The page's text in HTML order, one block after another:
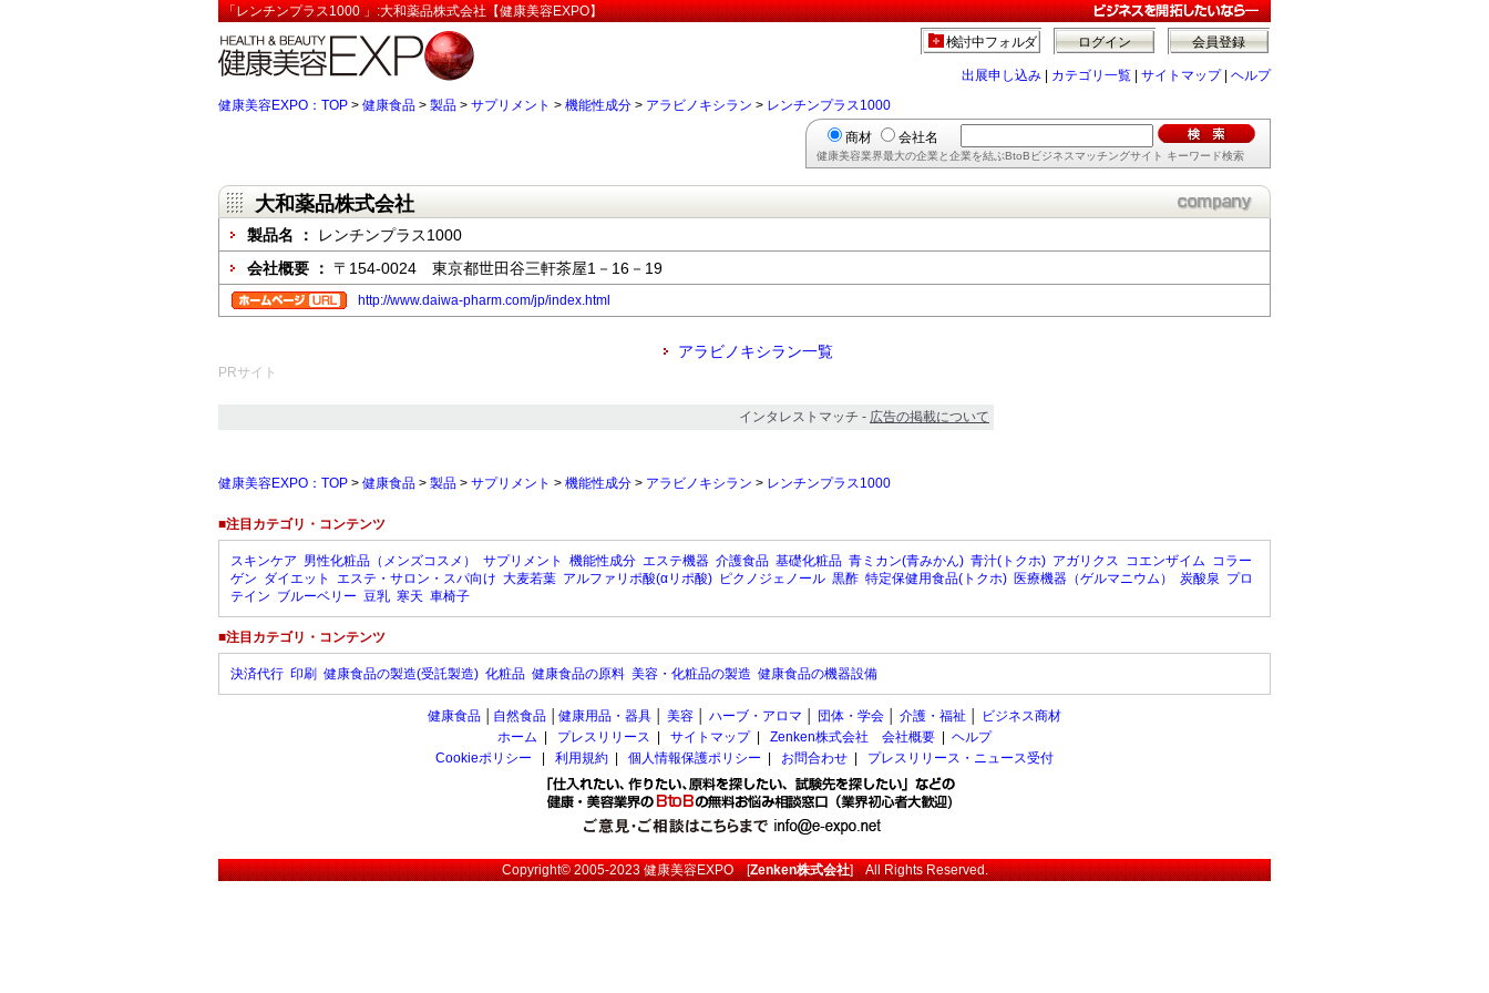
「レンチンプラス1000 」:大和薬品株式会社【健康美容EXPO】
会員登録
ログイン
検討中フォルダ
出展申し込み カテゴリ一覧 サイトマップ| ヘルプ
健康美容EXPO：TOP > 健康食品 > 製品 > サプリメント > 機能性成分 > アラビノキシラン > レンチンプラス1000
商材 会社名
健康美容業界最大の企業と企業を結ぶBtoBビジネスマッチングサイト キーワード検索
大和薬品株式会社
製品名 ：
レンチンプラス1000
会社概要 ： 〒154-0024 東京都世田谷三軒茶屋1－16－19
http://www.daiwa-pharm.com/jp/index.html
アラビノキシラン一覧
PRサイト
インタレストマッチ - 広告の掲載について
健康美容EXPO：TOP > 健康食品 > 製品 > サプリメント > 機能性成分 > アラビノキシラン > レンチンプラス1000
■注目カテゴリ・コンテンツ
スキンケア 男性化粧品（メンズコスメ） サプリメント 機能性成分 エステ機器 介護食品 基礎化粧品 青ミカン(青みかん) 青汁(トクホ) アガリクス コエンザイム コラー
ゲン ダイエット エステ・サロン・スパ向け 大麦若葉 アルファリポ酸(αリポ酸) ピクノジェノール 黒酢 特定保健用食品(トクホ) 医療機器（ゲルマニウム） 炭酸泉 プロ
テイン ブルーベリー 豆乳 寒天 車椅子
■注目カテゴリ・コンテンツ
決済代行 印刷 健康食品の製造(受託製造) 化粧品 健康食品の原料 美容・化粧品の製造 健康食品の機器設備
健康食品 自然食品 健康用品・器具 美容 ハーブ・アロマ 団体・学会 介護・福祉
ビジネス商材
ホーム
プレスリリース サイトマップ| Zenken株式会社 会社概要
ヘルプ
Cookieポリシー
利用規約 個人情報保護ポリシー お問合わせ プレスリリース・ニュース受付
Copyright© 2005-2023健康美容EXPO[Zenken株式会社] All Rights Reserved.